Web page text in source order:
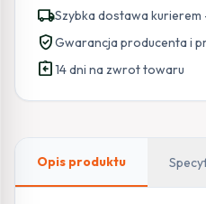
GETFORT
RJ45
CAT.5e
8P8C
local_shippingSzybka dostawa kurierem
verified_userGwarancja producenta i
assignment_return14 dni na zwrot towaru
Opis produktu